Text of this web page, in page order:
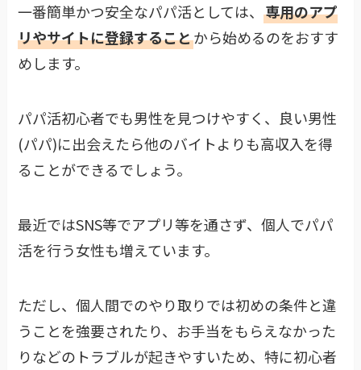
一番簡単かつ安全なパパ活としては、専用のアプ
リやサイトに登録することから始めるのをおすす
めします。
パパ活初心者でも男性を見つけやすく、良い男性
(パパ)に出会えたら他のバイトよりも高収入を得
ることができるでしょう。
最近ではSNS等でアプリ等を通さず、個人でパパ
活を行う女性も増えています。
ただし、個人間でのやり取りでは初めの条件と違
うことを強要されたり、お手当をもらえなかった
りなどのトラブルが起きやすいため、特に初心者